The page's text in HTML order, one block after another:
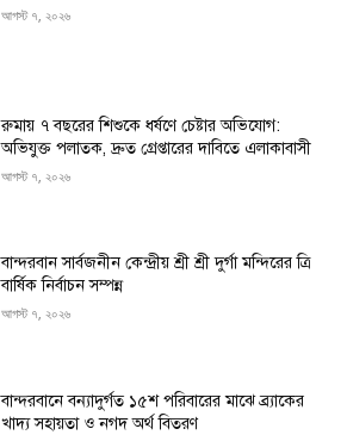
আগস্ট ৭, ২০২৬
রুমায় ৭ বছরের শিশুকে ধর্ষণে চেষ্টার অভিযোগ:
অভিযুক্ত পলাতক, দ্রুত গ্রেপ্তারের দাবিতে এলাকাবাসী
আগস্ট ৭, ২০২৬
বান্দরবান সার্বজনীন কেন্দ্রীয় শ্রী শ্রী দুর্গা মন্দিরের ত্রি
বার্ষিক নির্বাচন সম্পন্ন
আগস্ট ৭, ২০২৬
বান্দরবানে বন্যাদুর্গত ১৫শ পরিবারের মাঝে ব্র্যাকের
খাদ্য সহায়তা ও নগদ অর্থ বিতরণ